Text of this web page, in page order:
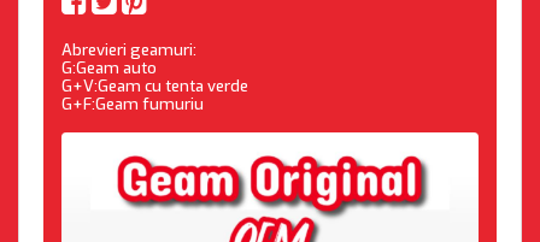
Abrevieri geamuri:
G:Geam auto
G+V:Geam cu tenta verde
G+F:Geam fumuriu